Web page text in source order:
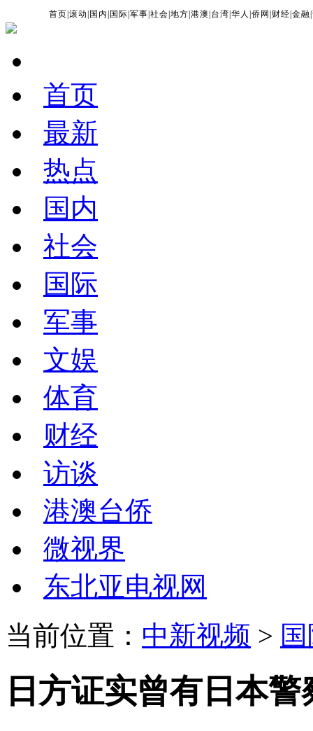
首页 |滚动 国内 国际 |军事 |社会 |地方 |港澳 台湾 |华人 |侨网 财经 |金融 |
首页
最新
热点
国内
社会
国际
军事
文娱
体育
财经
访谈
港澳台侨
微视界
东北亚电视网
当前位置： 中新视频 >
日方证实曾有日本